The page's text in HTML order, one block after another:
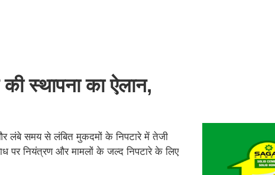
स्थापना का ऐलान,
लंबे समय से लंबित मुकदमों के निपटारे में तेजी
पर नियंत्रण और मामलों के जल्द निपटारे के लिए